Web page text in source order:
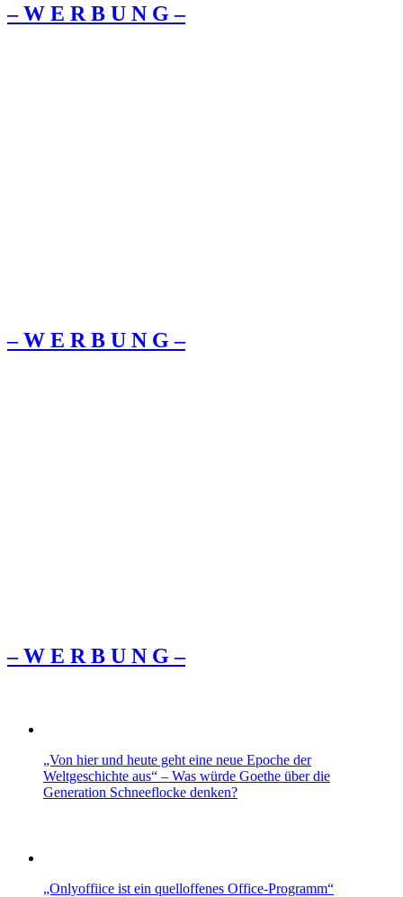
– W Ε R Β U Ν G –
– W Ε R Β U Ν G –
– W Ε R Β U Ν G –
„Von hier und heute geht eine neue Epoche der
Weltgeschichte aus“ – Was würde Goethe über die
Generation Schneeflocke denken?
„Onlyoffiice ist ein quelloffenes Office-Programm“